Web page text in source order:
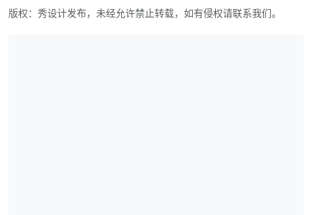
版权：秀设计发布，未经允许禁止转载，如有侵权请联系我们。